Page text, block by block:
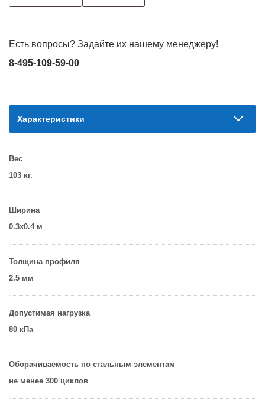
Есть вопросы? Задайте их нашему менеджеру!
8-495-109-59-00
Характеристики
Вес
103 кг.
Ширина
0.3х0.4 м
Толщина профиля
2.5 мм
Допустимая нагрузка
80 кПа
Оборачиваемость по стальным элементам
не менее 300 циклов